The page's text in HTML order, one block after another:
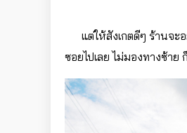
แต่ให้สังเกตดีๆ ร้านจะอ
ซอยไปเลย ไม่มองทางซ้าย